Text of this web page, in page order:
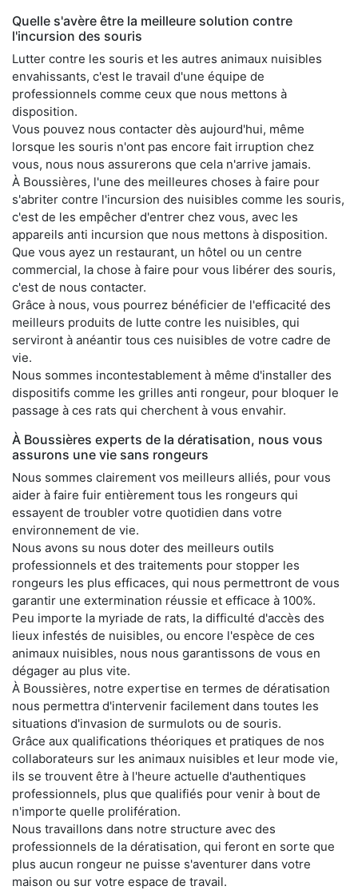
Quelle s'avère être la meilleure solution contre
l'incursion des souris
Lutter contre les souris et les autres animaux nuisibles
envahissants, c'est le travail d'une équipe de
professionnels comme ceux que nous mettons à
disposition.
Vous pouvez nous contacter dès aujourd'hui, même
lorsque les souris n'ont pas encore fait irruption chez
vous, nous nous assurerons que cela n'arrive jamais.
À Boussières, l'une des meilleures choses à faire pour
s'abriter contre l'incursion des nuisibles comme les souris,
c'est de les empêcher d'entrer chez vous, avec les
appareils anti incursion que nous mettons à disposition.
Que vous ayez un restaurant, un hôtel ou un centre
commercial, la chose à faire pour vous libérer des souris,
c'est de nous contacter.
Grâce à nous, vous pourrez bénéficier de l'efficacité des
meilleurs produits de lutte contre les nuisibles, qui
serviront à anéantir tous ces nuisibles de votre cadre de
vie.
Nous sommes incontestablement à même d'installer des
dispositifs comme les grilles anti rongeur, pour bloquer le
passage à ces rats qui cherchent à vous envahir.
À Boussières experts de la dératisation, nous vous
assurons une vie sans rongeurs
Nous sommes clairement vos meilleurs alliés, pour vous
aider à faire fuir entièrement tous les rongeurs qui
essayent de troubler votre quotidien dans votre
environnement de vie.
Nous avons su nous doter des meilleurs outils
professionnels et des traitements pour stopper les
rongeurs les plus efficaces, qui nous permettront de vous
garantir une extermination réussie et efficace à 100%.
Peu importe la myriade de rats, la difficulté d'accès des
lieux infestés de nuisibles, ou encore l'espèce de ces
animaux nuisibles, nous nous garantissons de vous en
dégager au plus vite.
À Boussières, notre expertise en termes de dératisation
nous permettra d'intervenir facilement dans toutes les
situations d'invasion de surmulots ou de souris.
Grâce aux qualifications théoriques et pratiques de nos
collaborateurs sur les animaux nuisibles et leur mode vie,
ils se trouvent être à l'heure actuelle d'authentiques
professionnels, plus que qualifiés pour venir à bout de
n'importe quelle prolifération.
Nous travaillons dans notre structure avec des
professionnels de la dératisation, qui feront en sorte que
plus aucun rongeur ne puisse s'aventurer dans votre
maison ou sur votre espace de travail.